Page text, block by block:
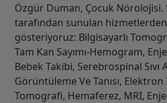
Özgür Duman, Çocuk Nörolojisi.
tarafından sunulan hizmetlerden
gösteriyoruz: Bilgisayarlı
Tam Kan Sayımı-Hemogram,
Bebek Takibi, Serebrospinal Sıvı
Görüntüleme Ve Tanısı, Elektron
Tomografi, Hemaferez, MRI,